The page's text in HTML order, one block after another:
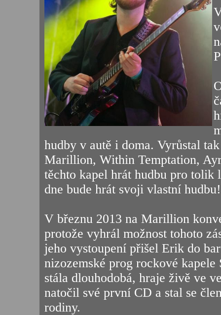
hudby v autě i doma. Vyrůstal
Marillion, Within Temptation,
těchto kapel hrát hudbu pro tolik
dne bude hrát svoji vlastní hudbu!
V březnu 2013 na Marillion
protože vyhrál možnost tohoto
jeho vystoupení přišel Erik do
nizozemské prog rockové
stála dlouhodobá, hraje živě ve
natočil své první CD a stal se
rodiny.